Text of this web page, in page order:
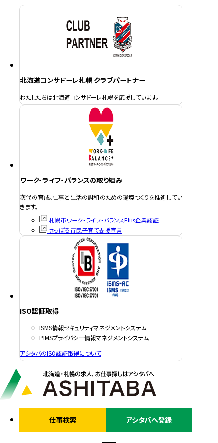
北海道コンサドーレ札幌 クラブパートナー
わたしたちは北海道コンサドーレ札幌を応援しています。
ワーク・ライフ・バランスの取り組み
次代の育成、仕事と生活の調和のための環境つくりを推進してい
きます。
札幌市ワーク・ライフ・バランスPlus企業認証
さっぽろ市民子育て支援宣言
ISO認証取得
ISMS情報セキュリティマネジメントシステム
PIMSプライバシー情報マネジメントシステム
アシタバのISO認証取得について
仕事検索 アシタバへ登録